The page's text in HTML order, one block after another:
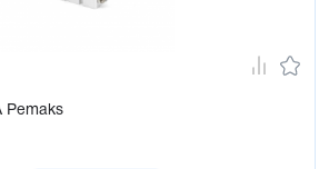
Pemaks